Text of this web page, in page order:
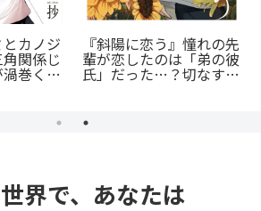
とカノジ
関係じ
巻くセ
の魅力
『斜陽に恋う』憧れの先
輩が恋したのは「弟の彼
氏」だった…？切なすぎ
界で、あなたは